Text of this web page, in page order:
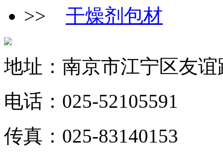
>> 干燥剂包材
地址：南京市江宁区友谊
电话：025-52105591
传真：025-83140153